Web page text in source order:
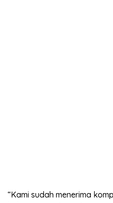
“Kami sudah menerima